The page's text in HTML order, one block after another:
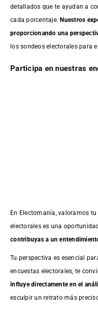
detallados que te ayudan a
cada porcentaje.Nuestros
proporcionando una
los sondeos electorales para
Participa en nuestras
En Electomanía, valoramos
electorales es una
contribuyas a un
Tu perspectiva es esencial
encuestas electorales, te
influye directamente en el
esculpir un retrato más